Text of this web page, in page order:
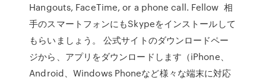
Hangouts, FaceTime, or a phone call. Fellow 相
手のスマートフォンにもSkypeをインストールして
もらいましょう。 公式サイトのダウンロードペー
ジから、アプリをダウンロードします（iPhone、
Android、Windows Phoneなど様々な端末に対応